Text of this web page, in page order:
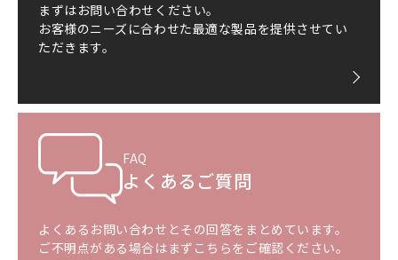
まずはお問い合わせください。
お客様のニーズに合わせた最適な製品を提供させてい
ただきます。
FAQ
よくあるご質問
よくあるお問い合わせとその回答をまとめています。
ご不明点がある場合はまずこちらをご確認ください。